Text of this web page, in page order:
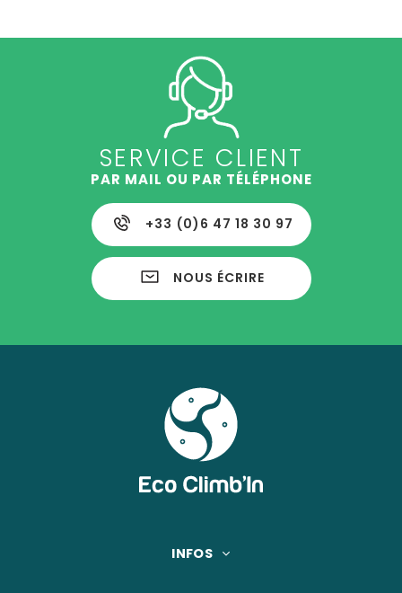
SERVICE CLIENT
PAR MAIL OU PAR TÉLÉPHONE
+33 (0)6 47 18 30 97
NOUS ÉCRIRE
INFOS